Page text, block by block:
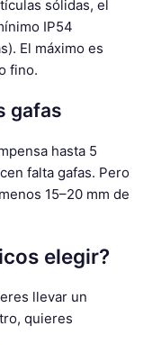
sólidas, el
IP54
El máximo es
fino.
gafas
hasta 5
falta gafas. Pero
15–20 mm de
elegir?
llevar un
quieres